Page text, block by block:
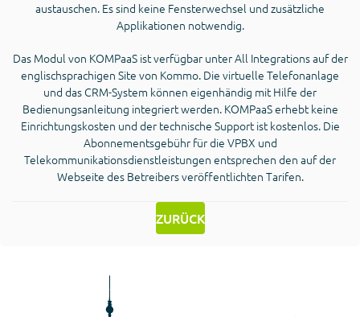
austauschen. Es sind keine Fensterwechsel und zusätzliche
Applikationen notwendig.
Das Modul von KOMPaaS ist verfügbar unter All Integrations auf der
englischsprachigen Site von Kommo. Die virtuelle Telefonanlage
und das CRM-System können eigenhändig mit Hilfe der
Bedienungsanleitung integriert werden. KOMPaaS erhebt keine
Einrichtungskosten und der technische Support ist kostenlos. Die
Abonnementsgebühr für die VPBX und
Telekommunikationsdienstleistungen entsprechen den auf der
Webseite des Betreibers veröffentlichten Tarifen.
ZURÜCK